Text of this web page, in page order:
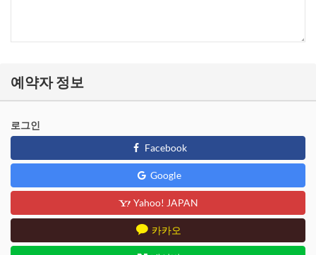
예약자 정보
로그인
Facebook
Google
Yahoo! JAPAN
카카오